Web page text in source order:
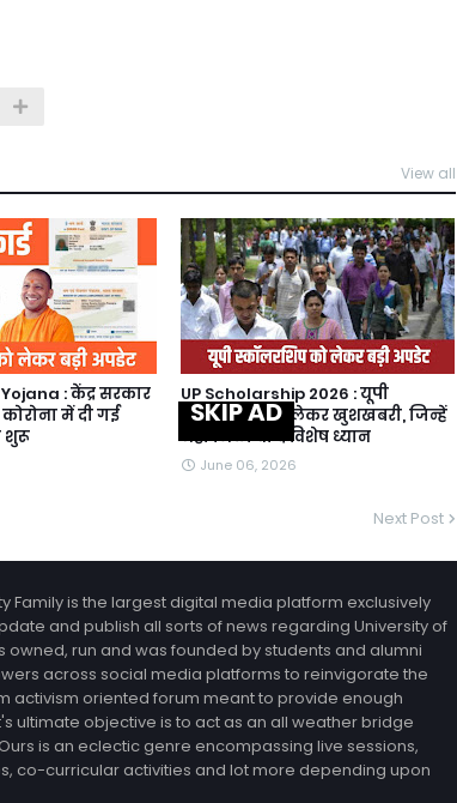
View all
: केंद्र सरकार
में दी गई
शुरू
UP Scholarship 2026 : यूपी
स्कॉलरशिप को लेकर खुशखबरी, जिन्हें
नही मिली वो दें विशेष ध्यान
June 06, 2026
Next Post
Family is the largest digital media platform exclusively
and publish all sorts of news regarding University of
owned, run and was founded by students and alumni
across social media platforms to reinvigorate the
activism oriented forum meant to provide enough
ultimate objective is to act as an all weather bridge
is an eclectic genre encompassing live sessions,
co-curricular activities and lot more depending upon
SKIP AD